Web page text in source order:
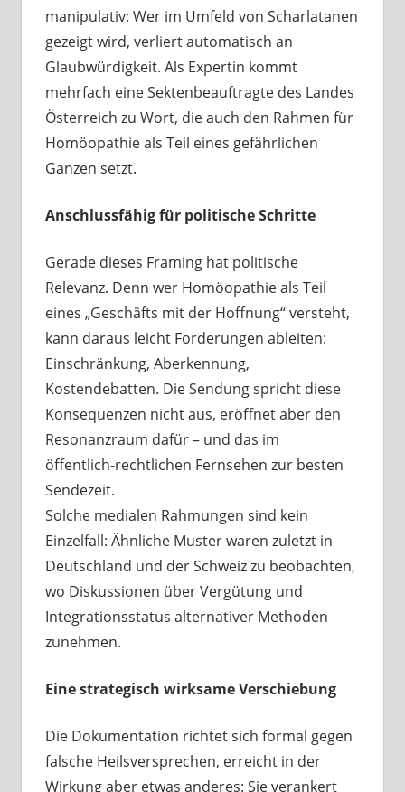
manipulativ: Wer im Umfeld von Scharlatanen
gezeigt wird, verliert automatisch an
Glaubwürdigkeit. Als Expertin kommt
mehrfach eine Sektenbeauftragte des Landes
Österreich zu Wort, die auch den Rahmen für
Homöopathie als Teil eines gefährlichen
Ganzen setzt.
Anschlussfähig für politische Schritte
Gerade dieses Framing hat politische
Relevanz. Denn wer Homöopathie als Teil
eines „Geschäfts mit der Hoffnung“ versteht,
kann daraus leicht Forderungen ableiten:
Einschränkung, Aberkennung,
Kostendebatten. Die Sendung spricht diese
Konsequenzen nicht aus, eröffnet aber den
Resonanzraum dafür – und das im
öffentlich‑rechtlichen Fernsehen zur besten
Sendezeit.
Solche medialen Rahmungen sind kein
Einzelfall: Ähnliche Muster waren zuletzt in
Deutschland und der Schweiz zu beobachten,
wo Diskussionen über Vergütung und
Integrationsstatus alternativer Methoden
zunehmen.
Eine strategisch wirksame Verschiebung
Die Dokumentation richtet sich formal gegen
falsche Heilsversprechen, erreicht in der
Wirkung aber etwas anderes: Sie verankert